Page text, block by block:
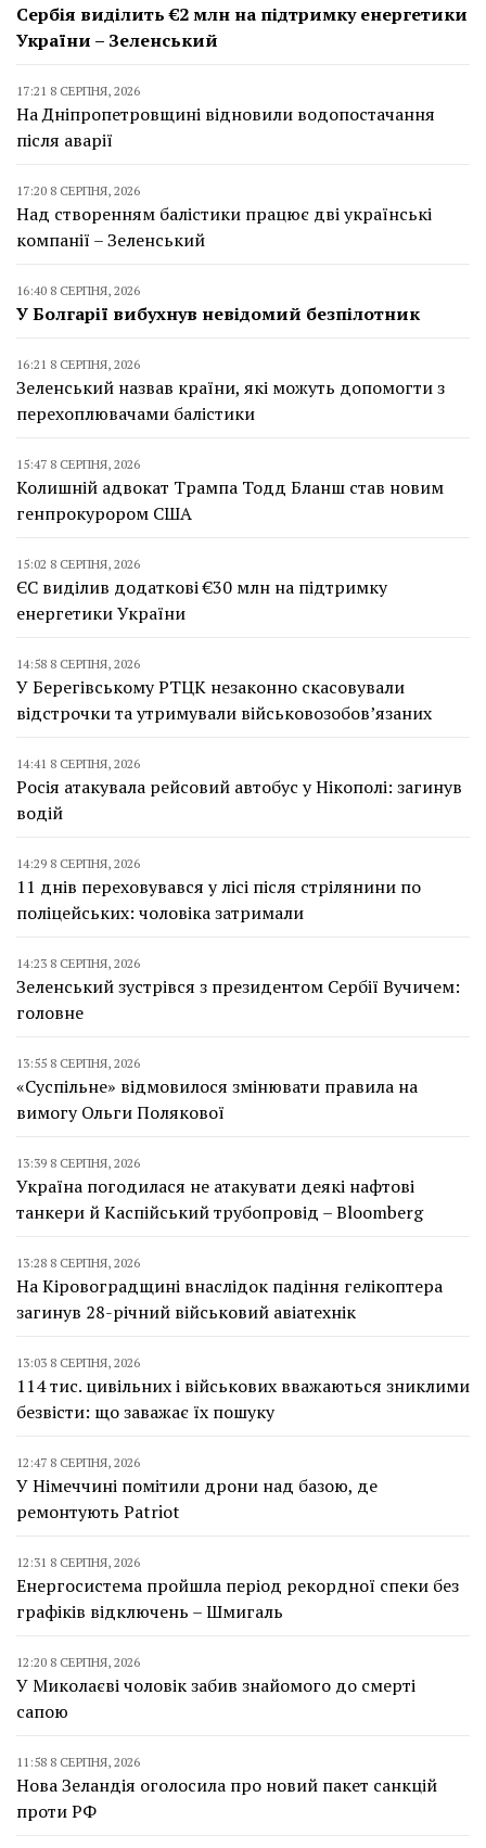
Сербія виділить €2 млн на підтримку енергетики
України – Зеленський
17:21 8 СЕРПНЯ, 2026
На Дніпропетровщині відновили водопостачання
після аварії
17:20 8 СЕРПНЯ, 2026
Над створенням балістики працює дві українські
компанії – Зеленський
16:40 8 СЕРПНЯ, 2026
У Болгарії вибухнув невідомий безпілотник
16:21 8 СЕРПНЯ, 2026
Зеленський назвав країни, які можуть допомогти з
перехоплювачами балістики
15:47 8 СЕРПНЯ, 2026
Колишній адвокат Трампа Тодд Бланш став новим
генпрокурором США
15:02 8 СЕРПНЯ, 2026
ЄС виділив додаткові €30 млн на підтримку
енергетики України
14:58 8 СЕРПНЯ, 2026
У Берегівському РТЦК незаконно скасовували
відстрочки та утримували військовозобов’язаних
14:41 8 СЕРПНЯ, 2026
Росія атакувала рейсовий автобус у Нікополі: загинув
водій
14:29 8 СЕРПНЯ, 2026
11 днів переховувався у лісі після стрілянини по
поліцейських: чоловіка затримали
14:23 8 СЕРПНЯ, 2026
Зеленський зустрівся з президентом Сербії Вучичем:
головне
13:55 8 СЕРПНЯ, 2026
«Суспільне» відмовилося змінювати правила на
вимогу Ольги Полякової
13:39 8 СЕРПНЯ, 2026
Україна погодилася не атакувати деякі нафтові
танкери й Каспійський трубопровід – Bloomberg
13:28 8 СЕРПНЯ, 2026
На Кіровоградщині внаслідок падіння гелікоптера
загинув 28-річний військовий авіатехнік
13:03 8 СЕРПНЯ, 2026
114 тис. цивільних і військових вважаються зниклими
безвісти: що заважає їх пошуку
12:47 8 СЕРПНЯ, 2026
У Німеччині помітили дрони над базою, де
ремонтують Patriot
12:31 8 СЕРПНЯ, 2026
Енергосистема пройшла період рекордної спеки без
графіків відключень – Шмигаль
12:20 8 СЕРПНЯ, 2026
У Миколаєві чоловік забив знайомого до смерті
сапою
11:58 8 СЕРПНЯ, 2026
Нова Зеландія оголосила про новий пакет санкцій
проти РФ